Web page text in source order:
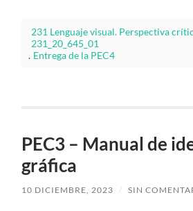
231 Lenguaje visual. Perspectiva
231_20_645_01
. Entrega de la PEC4
PEC3 – Manual de
gráfica
10 DICIEMBRE, 2023 / SIN